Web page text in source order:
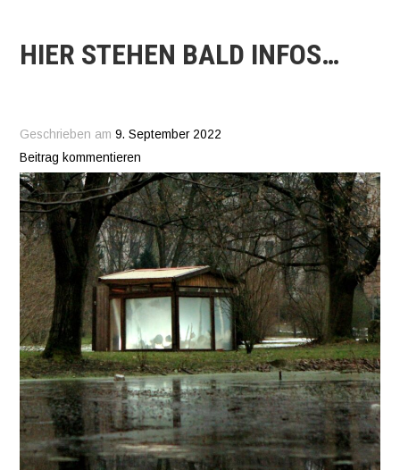
HIER STEHEN BALD INFOS…
Geschrieben am9. September 2022
Beitrag kommentieren